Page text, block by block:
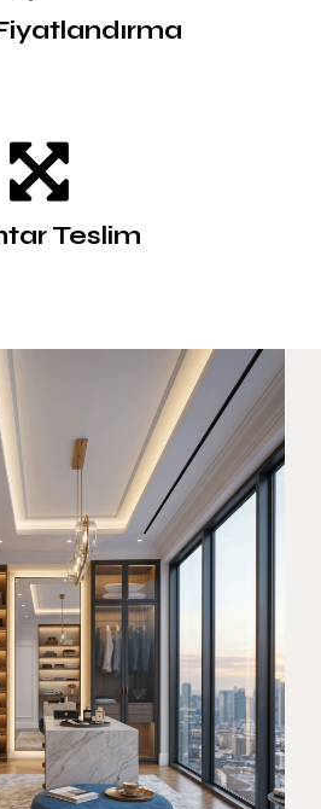
Teslim